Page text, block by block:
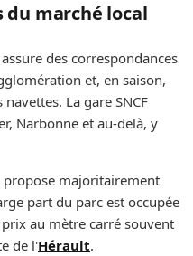
marché local
des correspondances
et, en saison,
La gare SNCF
Narbonne et au-delà, y
propose majoritairement
part du parc est occupée
au mètre carré souvent
de l'Hérault.